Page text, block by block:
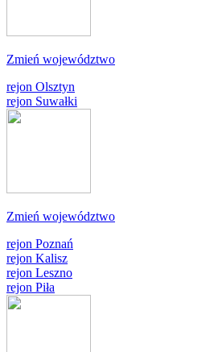
Zmień województwo
rejon Olsztyn
rejon Suwałki
Zmień województwo
rejon Poznań
rejon Kalisz
rejon Leszno
rejon Piła